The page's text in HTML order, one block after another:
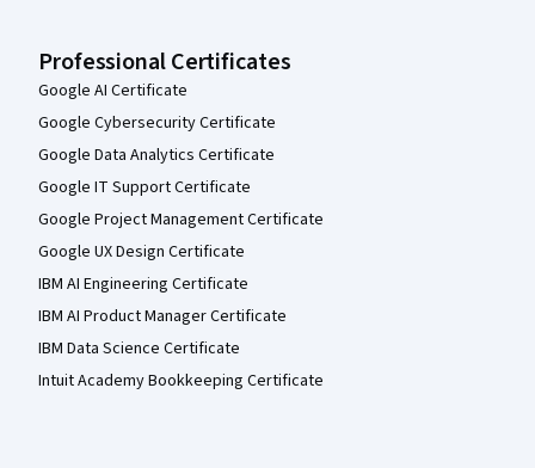
Professional Certificates
Google AI Certificate
Google Cybersecurity Certificate
Google Data Analytics Certificate
Google IT Support Certificate
Google Project Management Certificate
Google UX Design Certificate
IBM AI Engineering Certificate
IBM AI Product Manager Certificate
IBM Data Science Certificate
Intuit Academy Bookkeeping Certificate